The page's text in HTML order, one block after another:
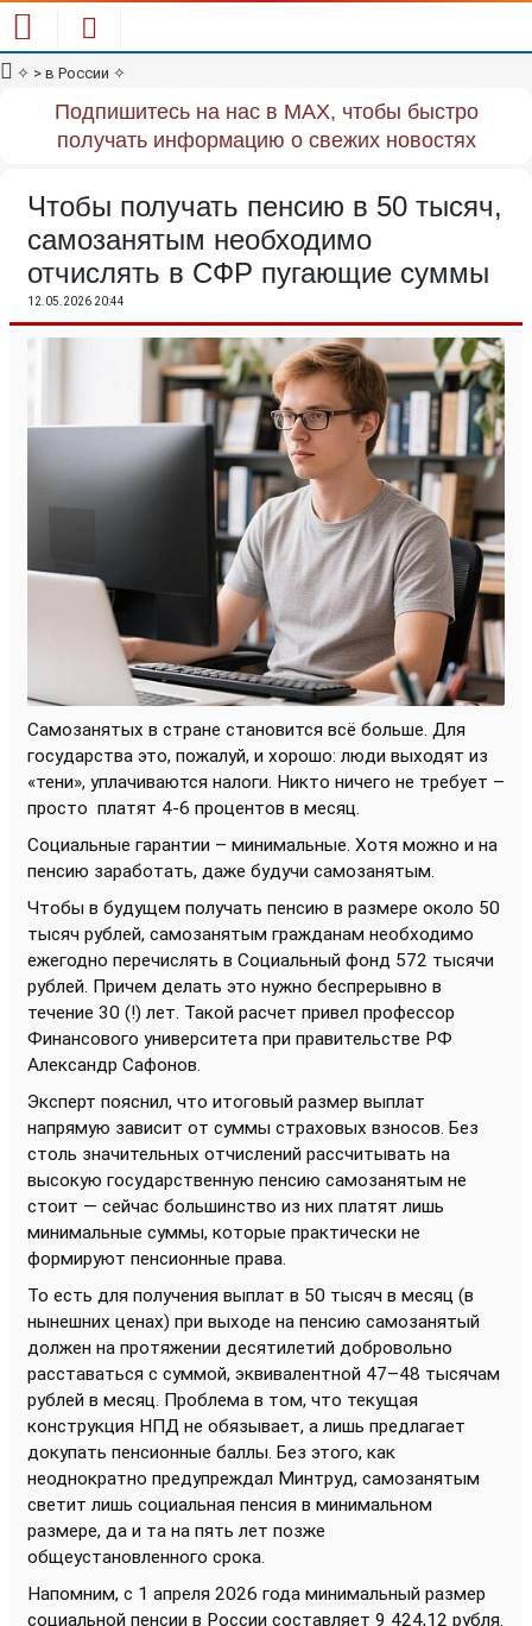
✧ > в России ✧
Подпишитесь на нас в MAX, чтобы быстро
получать информацию о свежих новостях
Чтобы получать пенсию в 50 тысяч,
самозанятым необходимо
отчислять в СФР пугающие суммы
12.05.2026 20:44
Самозанятых в стране становится всё больше. Для
государства это, пожалуй, и хорошо: люди выходят из
«тени», уплачиваются налоги. Никто ничего не требует –
просто платят 4-6 процентов в месяц.
Социальные гарантии – минимальные. Хотя можно и на
пенсию заработать, даже будучи самозанятым.
Чтобы в будущем получать пенсию в размере около 50
тысяч рублей, самозанятым гражданам необходимо
ежегодно перечислять в Социальный фонд 572 тысячи
рублей. Причем делать это нужно беспрерывно в
течение 30 (!) лет. Такой расчет привел профессор
Финансового университета при правительстве РФ
Александр Сафонов.
Эксперт пояснил, что итоговый размер выплат
напрямую зависит от суммы страховых взносов. Без
столь значительных отчислений рассчитывать на
высокую государственную пенсию самозанятым не
стоит — сейчас большинство из них платят лишь
минимальные суммы, которые практически не
формируют пенсионные права.
То есть для получения выплат в 50 тысяч в месяц (в
нынешних ценах) при выходе на пенсию самозанятый
должен на протяжении десятилетий добровольно
расставаться с суммой, эквивалентной 47–48 тысячам
рублей в месяц. Проблема в том, что текущая
конструкция НПД не обязывает, а лишь предлагает
докупать пенсионные баллы. Без этого, как
неоднократно предупреждал Минтруд, самозанятым
светит лишь социальная пенсия в минимальном
размере, да и та на пять лет позже
общеустановленного срока.
Напомним, с 1 апреля 2026 года минимальный размер
социальной пенсии в России составляет 9 424,12 рубля.